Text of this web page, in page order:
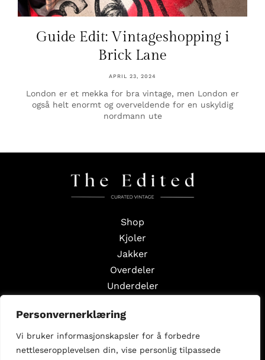
Personvernerklæring
Vi bruker informasjonskapsler for å forbedre
nettleseropplevelsen din, vise personlig tilpassede
Guide Edit: Vintageshopping i
Brick Lane
APRIL 23, 2024
London er et mekka for bra vintage, men London er
også helt enormt og overveldende for en uskyldig
nordmann ute
Shop
Kjoler
Jakker
Overdeler
Underdeler
Styling Edits
Guide Edits
Inspirasjon